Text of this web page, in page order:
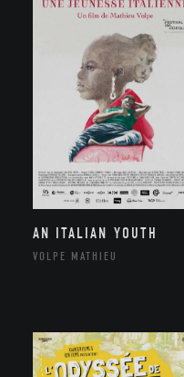
AN ITALIAN YOUTH
VOLPE MATHIEU